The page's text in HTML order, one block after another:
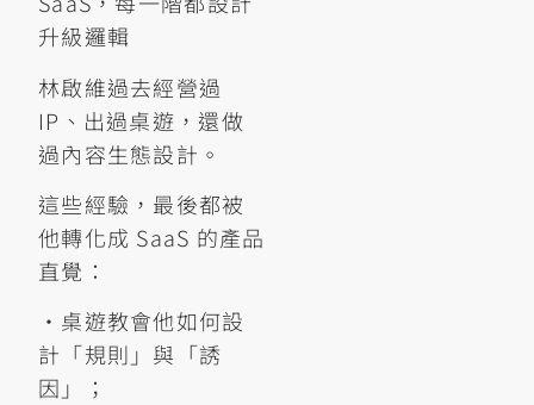
升級邏輯
林啟維過去經營過
IP、出過桌遊，還做
過內容生態設計。
這些經驗，最後都被
他轉化成 SaaS 的產品
直覺：
•桌遊教會他如何設
計「規則」與「誘
因」；